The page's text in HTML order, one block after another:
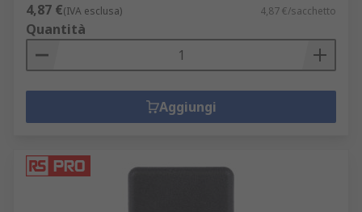
4,87 €(IVA esclusa) 4,87 €/sacchetto
Quantità
Aggiungi